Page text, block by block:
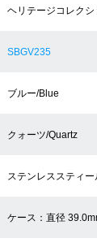
ヘリテージコレク
SBGV235
ブルー/Blue
クォーツ/Quartz
ステンレススティー
ケース：直径